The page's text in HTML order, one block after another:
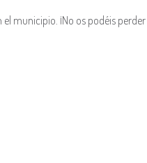
municipio. ¡No os podéis